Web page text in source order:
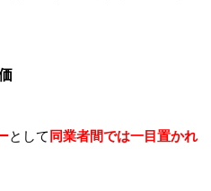
として同業者間では一目置かれ